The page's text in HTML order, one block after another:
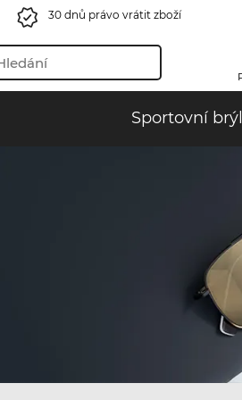
30 dnů právo vrátit zboží
Sportovní